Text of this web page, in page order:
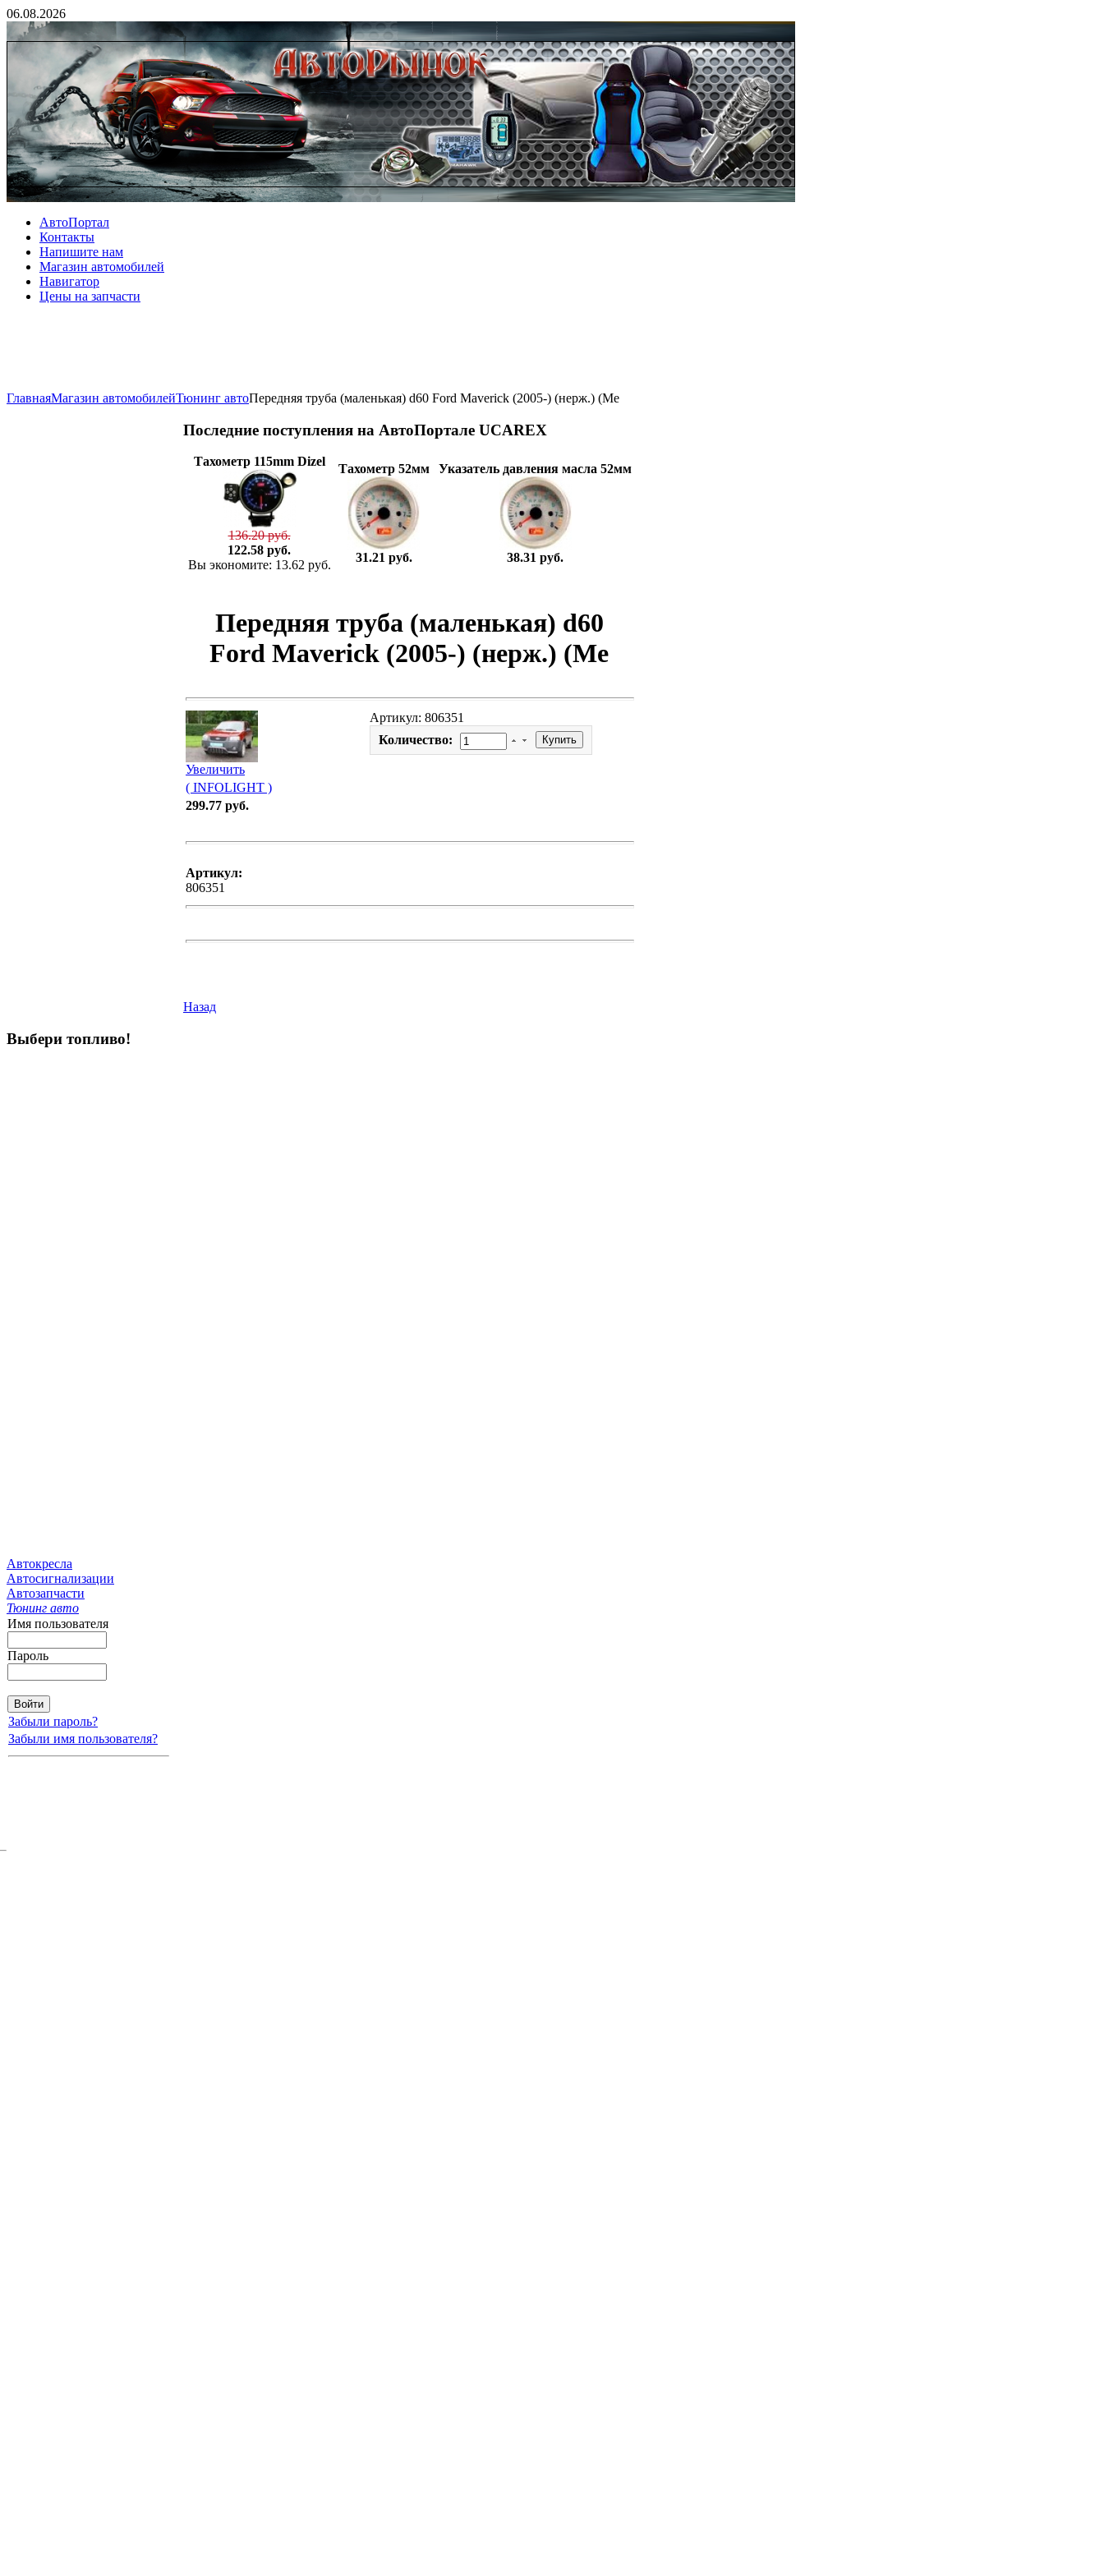
06.08.2026
АвтоПортал
Контакты
Напишите нам
Магазин автомобилей
Навигатор
Цены на запчасти
ГлавнаяМагазин автомобилейТюнинг автоПередняя труба (маленькая) d60 Ford Maverick (2005-) (нерж.) (Ме
Последние поступления на АвтоПортале UCAREX
Тахометр 115mm Dizel
136.20 руб.
122.58 руб.
Вы экономите: 13.62 руб.
Тахометр 52мм
31.21 руб.
Указатель давления масла 52мм
38.31 руб.
Передняя труба (маленькая) d60
Ford Maverick (2005-) (нерж.) (Ме
Увеличить
Артикул: 806351
Количество:
( INFOLIGHT )
299.77 руб.
Артикул:
806351
Назад
Выбери топливо!
Автокресла
Автосигнализации
Автозапчасти
Тюнинг авто
Имя пользователя
Пароль
Забыли пароль?
Забыли имя пользователя?